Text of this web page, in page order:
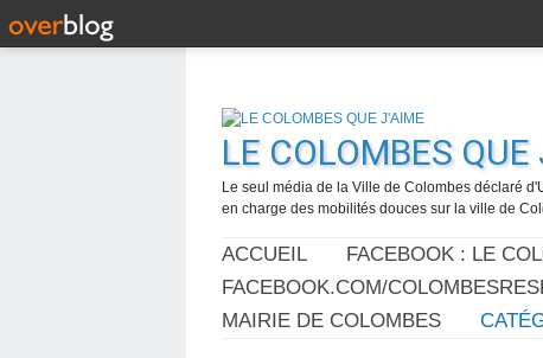
LE COLOMBES
Le seul média de la Ville de Colombes déclaré
en charge des mobilités douces sur la ville de
ACCUEIL FACEBOOK : LE
FACEBOOK.COM/
MAIRIE DE COLOMBES